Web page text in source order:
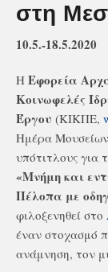
στη
10.5.-18.5.2020
Η Εφορεία
Κοινωφελές
Έργου (ΚΙΚΠΕ,
Ημέρα Μουσείων
υπότιτλους για
«Μνήμη και
Πέλοπα με
φιλοξενηθεί στο
έναν στοχασμό
ανάμνηση, τον